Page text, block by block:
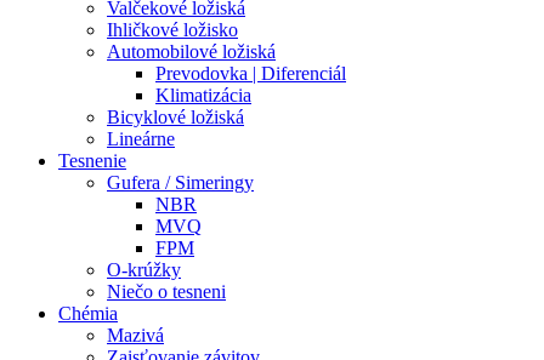
Valčekové ložiská
Ihličkové ložisko
Automobilové ložiská
Prevodovka | Diferenciál
Klimatizácia
Bicyklové ložiská
Lineárne
Tesnenie
Gufera / Simeringy
NBR
MVQ
FPM
O-krúžky
Niečo o tesneni
Chémia
Mazivá